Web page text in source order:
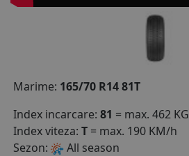
0 PRODUSE
Marime: 165/70 R14 81T
Index incarcare: 81 = max. 462 KG
Index viteza: T = max. 190 KM/h
Sezon:
All season